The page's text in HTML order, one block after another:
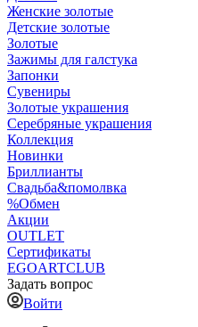
Женские золотые
Детские золотые
Золотые
Зажимы для галстука
Запонки
Сувениры
Золотые украшения
Серебряные украшения
Коллекция
Новинки
Бриллианты
Свадьба&помолвка
%Обмен
Акции
OUTLET
Сертификаты
EGOARTCLUB
Задать вопрос
Войти